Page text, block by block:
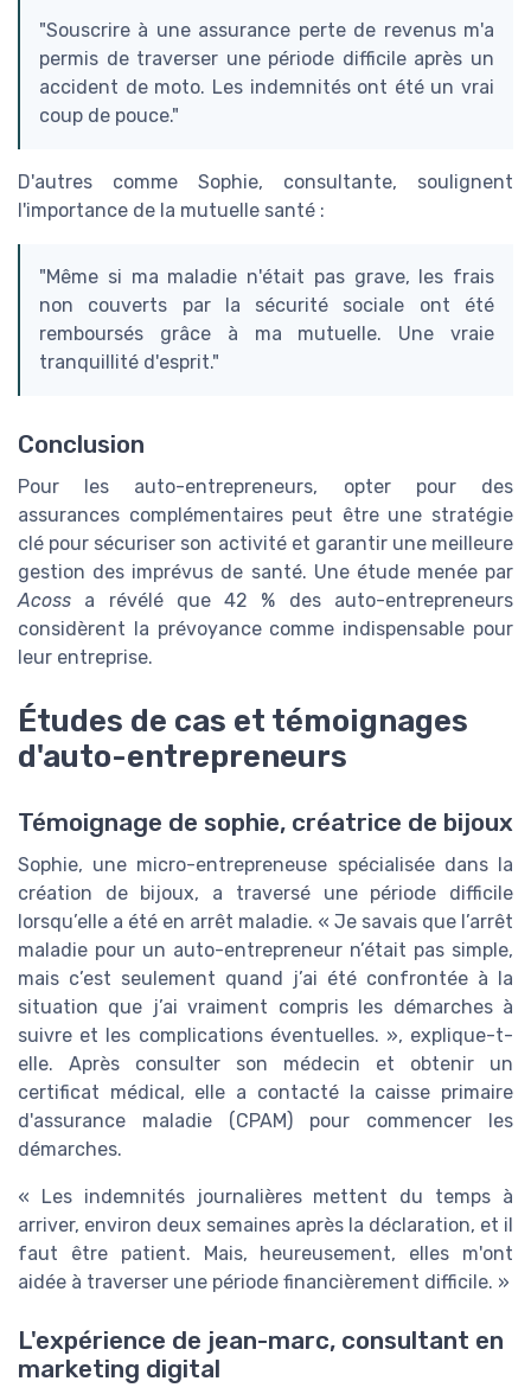
"Souscrire à une assurance perte de revenus m'a
permis de traverser une période difficile après un
accident de moto. Les indemnités ont été un vrai
coup de pouce."
D'autres comme Sophie, consultante, soulignent
l'importance de la mutuelle santé :
"Même si ma maladie n'était pas grave, les frais
non couverts par la sécurité sociale ont été
remboursés grâce à ma mutuelle. Une vraie
tranquillité d'esprit."
Conclusion
Pour les auto-entrepreneurs, opter pour des
assurances complémentaires peut être une stratégie
clé pour sécuriser son activité et garantir une meilleure
gestion des imprévus de santé. Une étude menée par
Acoss a révélé que 42 % des auto-entrepreneurs
considèrent la prévoyance comme indispensable pour
leur entreprise.
Études de cas et témoignages
d'auto-entrepreneurs
Témoignage de sophie, créatrice de bijoux
Sophie, une micro-entrepreneuse spécialisée dans la
création de bijoux, a traversé une période difficile
lorsqu’elle a été en arrêt maladie. « Je savais que l’arrêt
maladie pour un auto-entrepreneur n’était pas simple,
mais c’est seulement quand j’ai été confrontée à la
situation que j’ai vraiment compris les démarches à
suivre et les complications éventuelles. », explique-t-
elle. Après consulter son médecin et obtenir un
certificat médical, elle a contacté la caisse primaire
d'assurance maladie (CPAM) pour commencer les
démarches.
« Les indemnités journalières mettent du temps à
arriver, environ deux semaines après la déclaration, et il
faut être patient. Mais, heureusement, elles m'ont
aidée à traverser une période financièrement difficile. »
L'expérience de jean-marc, consultant en
marketing digital